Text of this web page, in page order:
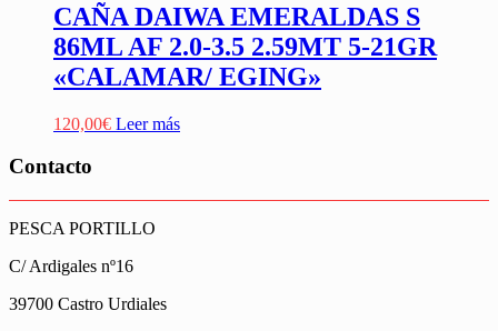
CAÑA DAIWA EMERALDAS S
86ML AF 2.0-3.5 2.59MT 5-21GR
«CALAMAR/ EGING»
120,00€ Leer más
Contacto
PESCA PORTILLO
C/ Ardigales nº16
39700 Castro Urdiales